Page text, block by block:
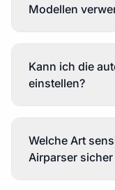
Modellen
Kann ich die
einstellen?
Welche Art
Airparser